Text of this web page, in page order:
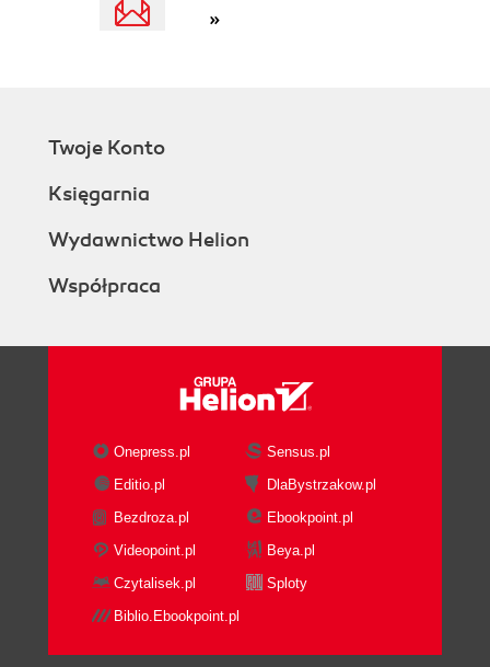
»
Twoje Konto
Księgarnia
Wydawnictwo Helion
Współpraca
Onepress.pl
Sensus.pl
Editio.pl
DlaBystrzakow.pl
Bezdroza.pl
Ebookpoint.pl
Videopoint.pl
Beya.pl
Czytalisek.pl
Sploty
Biblio.Ebookpoint.pl